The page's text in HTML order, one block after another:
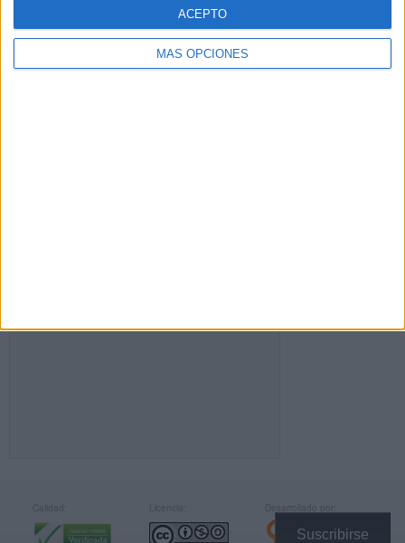
MÁS OPCIONES
ACEPTO
Suscribirse